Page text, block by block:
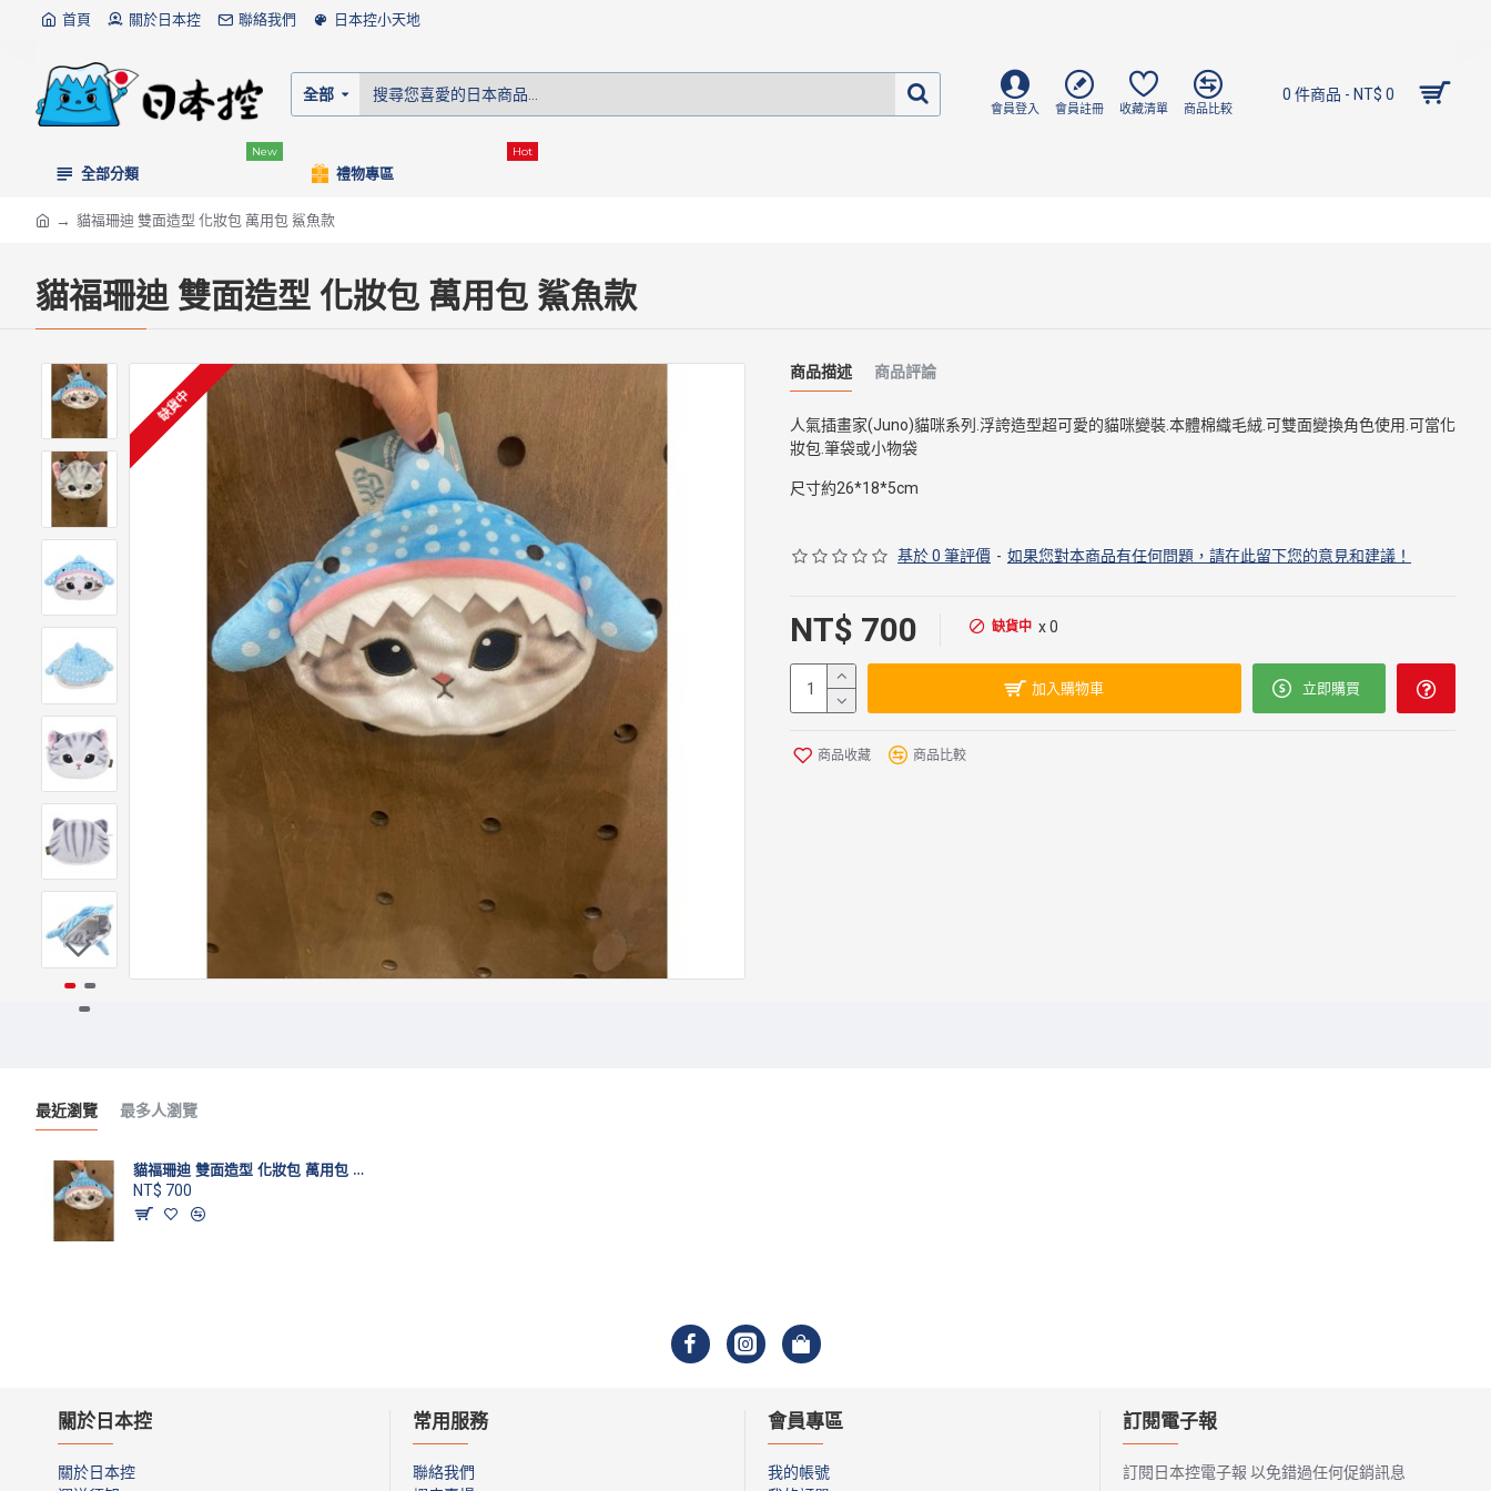
首頁 關於日本控 聯絡我們 日本控小天地
全部
會員登入 會員註冊 收藏清單 商品比較
0 件商品 - NT$ 0
全部分類
New
禮物專區
Hot
貓福珊迪 雙面造型 化妝包 萬用包 鯊魚款
貓福珊迪 雙面造型 化妝包 萬用包 鯊魚款
缺貨中
商品描述 商品評論
人氣插畫家(Juno)貓咪系列.浮誇造型超可愛的貓咪變裝.本體棉織毛絨.可雙面變換角色使用.可當化
妝包.筆袋或小物袋
尺寸約26*18*5cm
基於 0 筆評價 - 如果您對本商品有任何問題，請在此留下您的意見和建議！
NT$ 700 缺貨中 x 0
加入購物車 立即購買
商品收藏 商品比較
最近瀏覽 最多人瀏覽
貓福珊迪 雙面造型 化妝包 萬用包 鯊魚款
NT$ 700
關於日本控
關於日本控
常用服務
聯絡我們
會員專區
我的帳號
訂閱電子報
訂閱日本控電子報 以免錯過任何促銷訊息